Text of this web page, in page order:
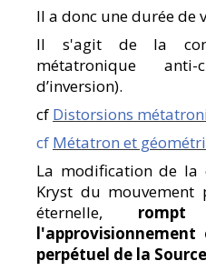
Il a donc une durée de
Il s'agit de la
métatronique anti-
d’inversion).
cf Distorsions
cf Métatron et
La modification de la
Kryst du
éternelle,
perpétuel de la